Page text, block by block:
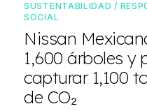
SUSTENTABILIDAD /
SOCIAL
Nissan
1,600 árboles y
capturar 1,100
de CO₂